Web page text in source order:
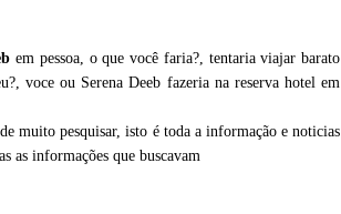
em pessoa, o que você faria?, tentaria viajar barato
voce ou Serena Deeb fazeria na reserva hotel em
muito pesquisar, isto é toda a informação e noticias
as informações que buscavam